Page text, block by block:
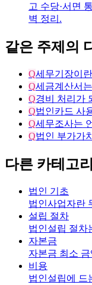
고 수당·서면
벽 정리.
같은 주제의
Q세무기장이
Q세금계산서
Q경비 처리가
Q법인카드 사
Q세무조사는
Q법인 부가가
다른 카테고
법인 기초
법인사업자란
설립 절차
법인설립 절차
자본금
자본금 최소
비용
법인설립에 드